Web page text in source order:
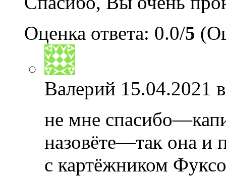
Оценка ответа: 0.0/5
Валерий 15.04.2021
не мне
назовёте—так она и
с картёжником